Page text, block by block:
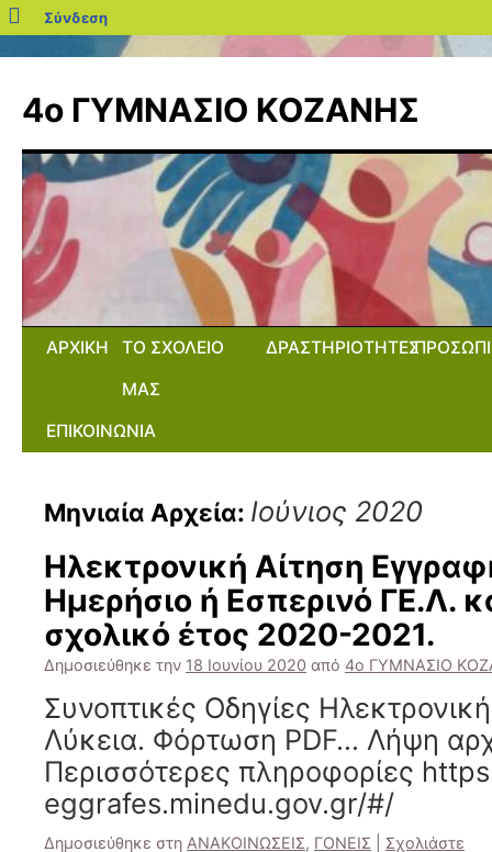
blogs.sch.gr
Σύνδεση
περιεχόμενο
4ο ΓΥΜΝΑΣΙΟ ΚΟΖΑΝΗΣ
ΑΡΧΙΚΗ
ΤΟ ΣΧΟΛΕΙΟ
ΜΑΣ
ΔΡΑΣΤΗΡΙΟΤΗΤΕΣ
ΕΠΙΚΟΙΝΩΝΙΑ
Μηνιαία Αρχεία: Ιούνιος 2020
Ηλεκτρονική Αίτηση
Ημερήσιο ή Εσπερινό ΓΕ.Λ.
σχολικό έτος 2020-2021.
Δημοσιεύθηκε την 18 Ιουνίου 2020 από 4ο ΓΥΜΝΑΣΙΟ
Συνοπτικές Οδηγίες
Λύκεια. Φόρτωση PDF… Λήψη
Περισσότερες πληροφορίες
eggrafes.minedu.gov.gr/#/
Δημοσιεύθηκε στη ΑΝΑΚΟΙΝΩΣΕΙΣ, ΓΟΝΕΙΣ Σχολιάστε